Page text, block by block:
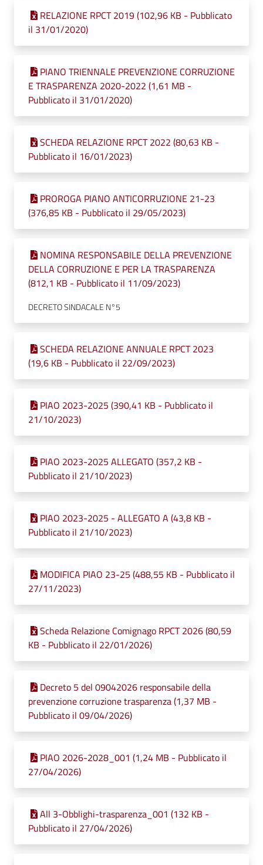
RELAZIONE RPCT 2019 (102,96 KB - Pubblicato
il 31/01/2020)
PIANO TRIENNALE PREVENZIONE CORRUZIONE
E TRASPARENZA 2020-2022 (1,61 MB -
Pubblicato il 31/01/2020)
SCHEDA RELAZIONE RPCT 2022 (80,63 KB -
Pubblicato il 16/01/2023)
PROROGA PIANO ANTICORRUZIONE 21-23
(376,85 KB - Pubblicato il 29/05/2023)
NOMINA RESPONSABILE DELLA PREVENZIONE
DELLA CORRUZIONE E PER LA TRASPARENZA
(812,1 KB - Pubblicato il 11/09/2023)
DECRETO SINDACALE N°5
SCHEDA RELAZIONE ANNUALE RPCT 2023
(19,6 KB - Pubblicato il 22/09/2023)
PIAO 2023-2025 (390,41 KB - Pubblicato il
21/10/2023)
PIAO 2023-2025 ALLEGATO (357,2 KB -
Pubblicato il 21/10/2023)
PIAO 2023-2025 - ALLEGATO A (43,8 KB -
Pubblicato il 21/10/2023)
MODIFICA PIAO 23-25 (488,55 KB - Pubblicato il
27/11/2023)
Scheda Relazione Comignago RPCT 2026 (80,59
KB - Pubblicato il 22/01/2026)
Decreto 5 del 09042026 responsabile della
prevenzione corruzione trasparenza (1,37 MB -
Pubblicato il 09/04/2026)
PIAO 2026-2028_001 (1,24 MB - Pubblicato il
27/04/2026)
All 3-Obblighi-trasparenza_001 (132 KB -
Pubblicato il 27/04/2026)